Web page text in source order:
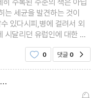
것이
있다시피,병에 걸려서 외
시달리던 유럽인에 대한 묘
. 무균법에 대한 중요성을
퇴르나 코흐, 에를리히의 발견에
0 댓글 0